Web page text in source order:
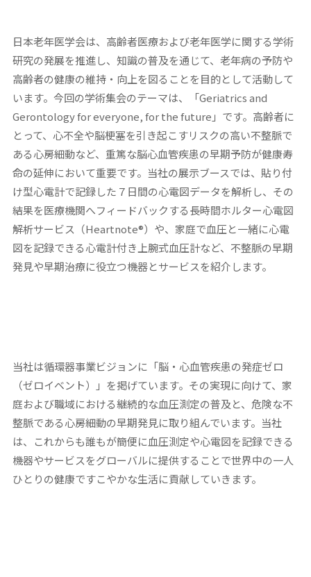
日本老年医学会は、高齢者医療および老年医学に関する学術
研究の発展を推進し、知識の普及を通じて、老年病の予防や
高齢者の健康の維持・向上を図ることを目的として活動して
います。今回の学術集会のテーマは、「Geriatrics and
Gerontology for everyone, for the future」です。高齢者に
とって、心不全や脳梗塞を引き起こすリスクの高い不整脈で
ある心房細動など、重篤な脳心血管疾患の早期予防が健康寿
命の延伸において重要です。当社の展示ブースでは、貼り付
け型心電計で記録した７日間の心電図データを解析し、その
結果を医療機関へフィードバックする長時間ホルター心電図
解析サービス（Heartnote®）や、家庭で血圧と一緒に心電
図を記録できる心電計付き上腕式血圧計など、不整脈の早期
発見や早期治療に役立つ機器とサービスを紹介します。
当社は循環器事業ビジョンに「脳・心血管疾患の発症ゼロ
（ゼロイベント）」を掲げています。その実現に向けて、家
庭および職域における継続的な血圧測定の普及と、危険な不
整脈である心房細動の早期発見に取り組んでいます。当社
は、これからも誰もが簡便に血圧測定や心電図を記録できる
機器やサービスをグローバルに提供することで世界中の一人
ひとりの健康ですこやかな生活に貢献していきます。